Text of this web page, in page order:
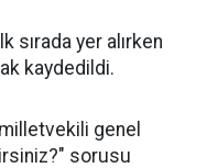
sırada yer alırken
kaydedildi.
genel
sorusu